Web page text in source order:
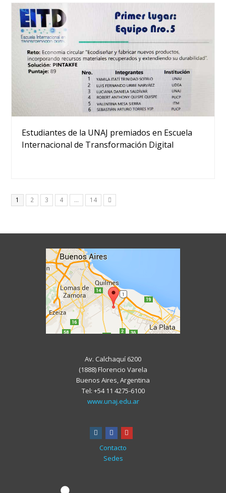
Estudiantes de la UNAJ premiados en Escuela
Internacional de Transformación Digital
Page
1 Page
2 Page
3 Page
4 … Page
14
Av. Calchaquí 6200
(1888) Florencio Varela
Buenos Aires, Argentina
Tel: +54 11 4275-6100
www.unaj.edu.ar
instagram
facebook
Contacto
Sedes